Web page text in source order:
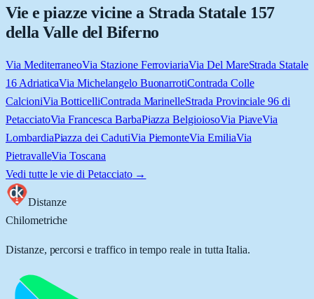
Vie e piazze vicine a Strada Statale 157
della Valle del Biferno
Via MediterraneoVia Stazione FerroviariaVia Del MareStrada Statale
16 AdriaticaVia Michelangelo BuonarrotiContrada Colle
CalcioniVia BotticelliContrada MarinelleStrada Provinciale 96 di
PetacciatoVia Francesca BarbaPiazza BelgioiosoVia PiaveVia
LombardiaPiazza dei CadutiVia PiemonteVia EmiliaVia
PietravalleVia Toscana
Vedi tutte le vie di Petacciato→
Distanze
Chilometriche
Distanze, percorsi e traffico in tempo reale in tutta Italia.